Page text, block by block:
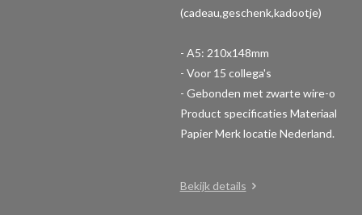
(cadeau,geschenk,kadootje)
- A5: 210x148mm
- Voor 15 collega's
- Gebonden met zwarte wire-o
Product specificaties Materiaal
Papier Merk locatie Nederland.
Bekijk details